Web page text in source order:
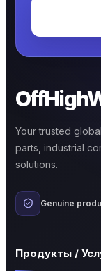
Your trusted
parts, industrial
solutions.
Genuine
Продукты /